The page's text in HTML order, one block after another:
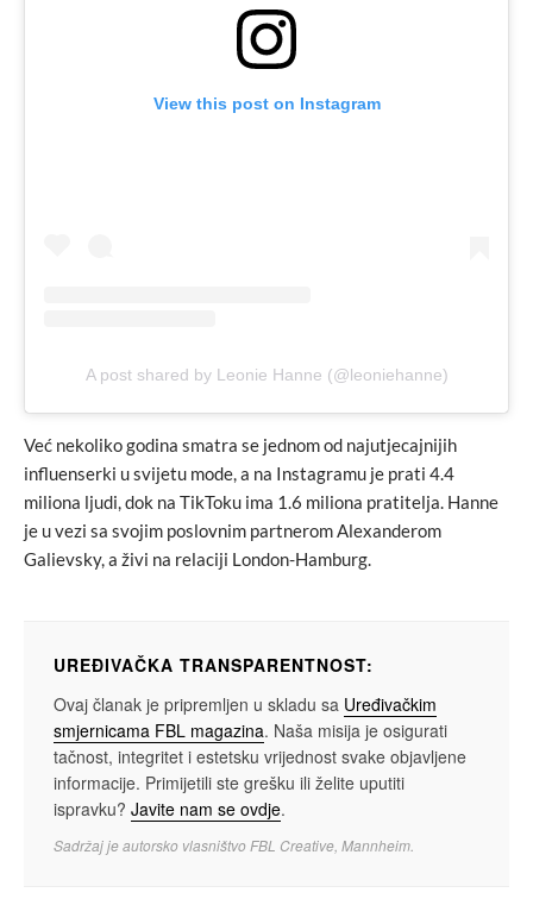
View this post on Instagram
A post shared by Leonie Hanne (@leoniehanne)
Već nekoliko godina smatra se jednom od najutjecajnijih
influenserki u svijetu mode, a na Instagramu je prati 4.4
miliona ljudi, dok na TikToku ima 1.6 miliona pratitelja. Hanne
je u vezi sa svojim poslovnim partnerom Alexanderom
Galievsky, a živi na relaciji London-Hamburg.
UREĐIVAČKA TRANSPARENTNOST:
Ovaj članak je pripremljen u skladu sa Uređivačkim
smjernicama FBL magazina. Naša misija je osigurati
tačnost, integritet i estetsku vrijednost svake objavljene
informacije. Primijetili ste grešku ili želite uputiti
ispravku? Javite nam se ovdje.
Sadržaj je autorsko vlasništvo FBL Creative, Mannheim.